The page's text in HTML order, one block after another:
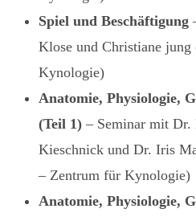
Spiel und Beschäftigung
Klose und Christiane
Kynologie)
Anatomie, Physiologie,
(Teil 1) – Seminar mit Dr.
Kieschnick und Dr. Iris
– Zentrum für Kynologie)
Anatomie, Physiologie,